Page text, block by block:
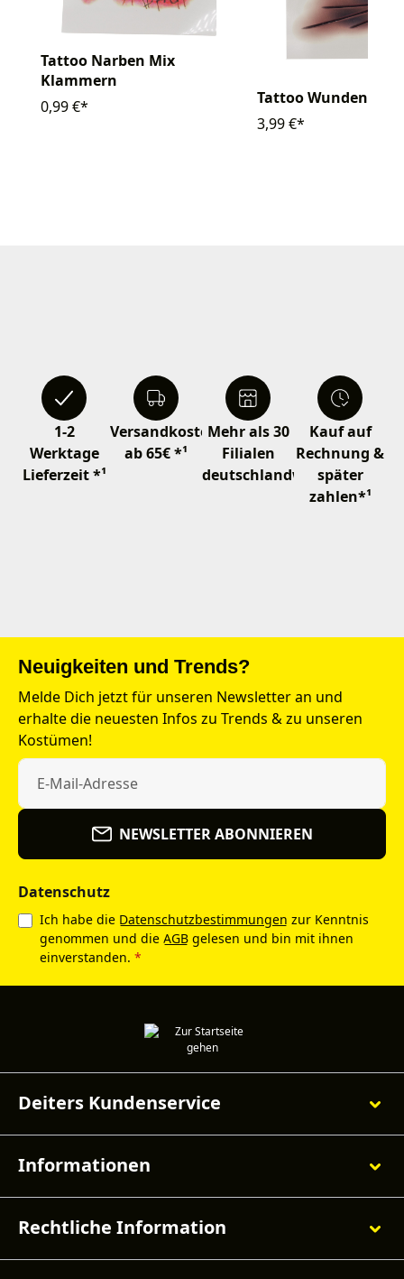
Tattoo Narben Mix
Klammern
0,99 €*
Tattoo Wunden
3,99 €*
1-2
Werktage
Lieferzeit *¹
Versandkostenfrei
ab 65€ *¹
Mehr als 30
Filialen
deutschlandweit
Kauf auf
Rechnung &
später
zahlen*¹
Neuigkeiten und Trends?
Melde Dich jetzt für unseren Newsletter an und
erhalte die neuesten Infos zu Trends & zu unseren
Kostümen!
NEWSLETTER ABONNIEREN
Datenschutz
Ich habe die Datenschutzbestimmungen zur Kenntnis
genommen und die AGB gelesen und bin mit ihnen
einverstanden. *
Deiters Kundenservice
Informationen
Rechtliche Information